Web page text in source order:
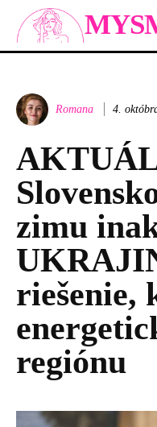
Romana 4.
zimu
riešenie,
regiónu